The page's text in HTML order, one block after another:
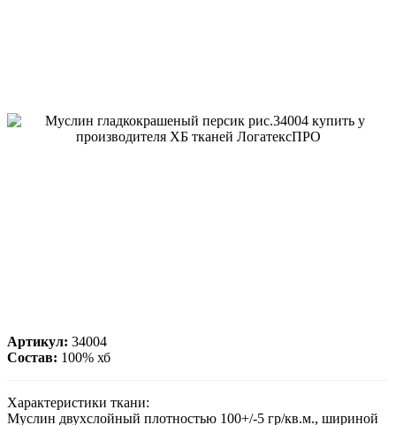
Артикул: 34004
Состав: 100% хб
Характеристики ткани:
Муслин двухслойный плотностью 100+/-5 гр/кв.м., шириной